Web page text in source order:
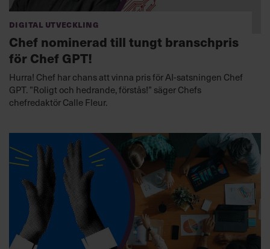
Digital utveckling
Chef nominerad till tungt branschpris
för Chef GPT!
Hurra! Chef har chans att vinna pris för AI-satsningen Chef
GPT. ”Roligt och hedrande, förstås!” säger Chefs
chefredaktör Calle Fleur.